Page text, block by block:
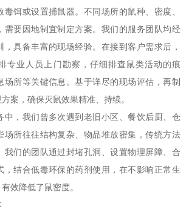
毒饵或设置捕鼠器。不同场所的鼠种、密度、
需要因地制宜制定方案。我们的服务团队均经
，具备丰富的现场经验。在接到客户需求后，
专业人员上门勘察，仔细排查鼠类活动的痕
场所等关键信息。基于详尽的现场评估，再制
案，确保灭鼠效果精准、持续。
中，我们曾多次遇到老旧小区、餐饮后厨、仓
场所往往结构复杂、物品堆放密集，传统方法
我们的团队通过封堵孔洞、设置物理屏障、合
，结合低毒环保的药剂使用，在不影响正常生
效降低了鼠密度。